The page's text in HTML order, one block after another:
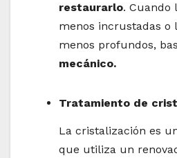
restaurarlo. Cuando
menos incrustadas o
menos profundos,
mecánico.
Tratamiento de
La cristalización es
que utiliza un